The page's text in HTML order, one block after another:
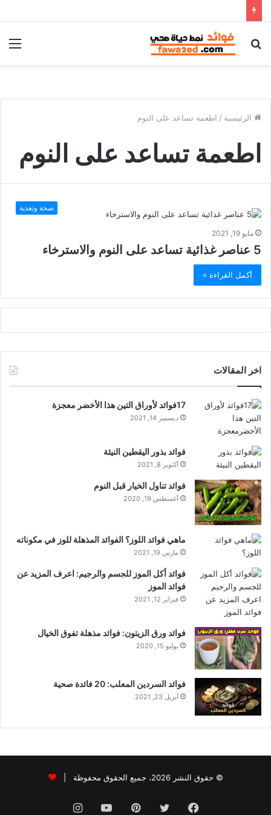
بحث
الرئيسية / اطعمة تساعد على النوم
اطعمة تساعد على النوم
صحة وتغذية
مايو 19, 2021
5 عناصر غذائية تساعد على النوم والاسترخاء
أكمل القراءة »
اخر المقالات
17فوائد لأوراق التين هذا الأخضر معجزة
ديسمبر 14, 2021
فوائد بذور اليقطين النيئة
أكتوبر 8, 2021
فوائد تناول الخيار قبل النوم
أغسطس 19, 2020
ماهي فوائد اللوز؟ الفوائد المذهلة للوز في مكوناته
مارس 19, 2021
فوائد أكل الموز للجسم والرجيم: اعرف المزيد عن
فوائد الموز
فبراير 12, 2021
فوائد ورق الزيتون: فوائد مذهلة تفوق الخيال
يوليو 15, 2020
فوائد السردين المعلب: 20 فائدة صحية
أبريل 23, 2021
© حقوق النشر 2026، جميع الحقوق محفوظة |
فيسبوك تويتر بينتيريستيوتيوبانستقرام